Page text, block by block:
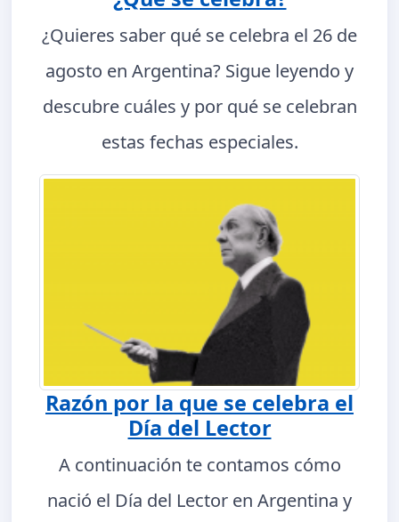
¿Quieres saber qué se celebra el 26 de
agosto en Argentina? Sigue leyendo y
descubre cuáles y por qué se celebran
estas fechas especiales.
Razón por la que se celebra el
Día del Lector
A continuación te contamos cómo
nació el Día del Lector en Argentina y